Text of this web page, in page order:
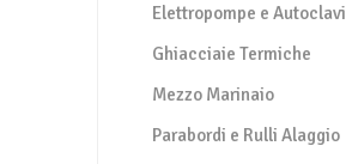
Elettropompe e Autoclavi
Ghiacciaie Termiche
Mezzo Marinaio
Parabordi e Rulli Alaggio